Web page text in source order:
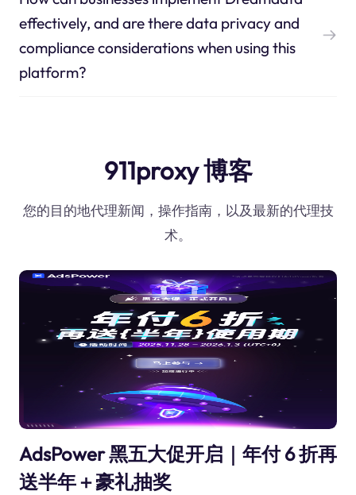
effectively, and are there data privacy and
compliance considerations when using this
platform?
911proxy 博客
您的目的地代理新闻，操作指南，以及最新的代理技
术。
AdsPower 黑五大促开启｜年付 6 折再
送半年＋豪礼抽奖